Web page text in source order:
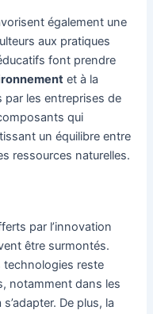
également une
aux pratiques
font prendre
et à la
par les entreprises de
qui
un équilibre entre
ressources naturelles.
par l’innovation
être surmontés.
technologies reste
notamment dans les
De plus, la